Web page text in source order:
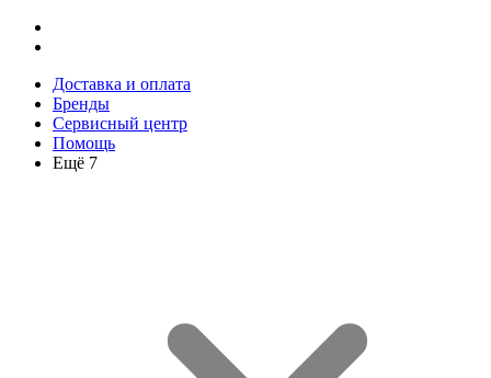
Доставка и оплата
Бренды
Сервисный центр
Помощь
Ещё 7